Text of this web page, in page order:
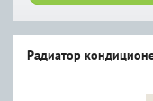
Радиатор